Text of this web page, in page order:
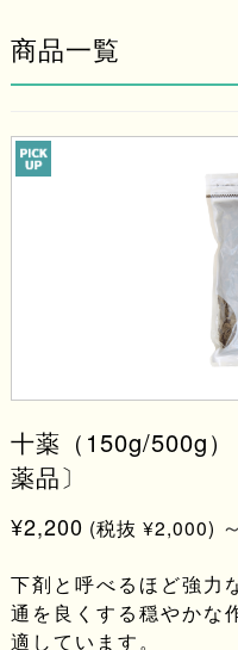
商品一覧
十薬（150g/500g
薬品〕
¥2,200 (税抜 ¥2,000) ～
下剤と呼べるほど強力
通を良くする穏やかな
適しています。